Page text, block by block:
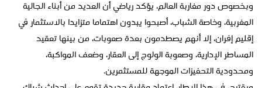
وبخصوص دور مغاربة العالم، يؤكد رياضي أن العديد من أبناء الجالية
المغربية، وخاصة الشباب، أصبحوا يبدون اهتماما متزايدا بالاستثمار في
إقليم إفران، إلا أنهم يصطدمون بعدة صعوبات، من بينها تعقيد
المساطر الإدارية، وصعوبة الولوج إلى العقار، وضعف المواكبة،
ومحدودية التحفيزات الموجهة للمستثمرين.